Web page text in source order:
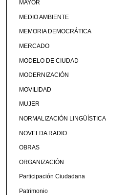
MAYOR
MEDIO AMBIENTE
MEMORIA DEMOCRÁTICA
MERCADO
MODELO DE CIUDAD
MODERNIZACIÓN
MOVILIDAD
MUJER
NORMALIZACIÓN LINGÜÍSTICA
NOVELDA RADIO
OBRAS
ORGANIZACIÓN
Participación Ciudadana
Patrimonio